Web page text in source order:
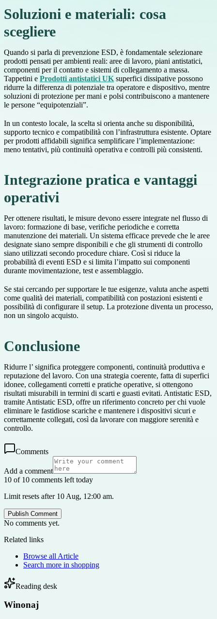
Soluzioni e materiali: cosa
scegliere
Quando si parla di prevenzione ESD, è fondamentale selezionare
prodotti pensati per ambienti reali: aree di lavoro, piani antistatici,
componenti per il contatto e sistemi di collegamento a massa.
Tappetini e Prodotti antistatici UK superfici dissipative possono
ridurre la differenza di potenziale tra operatore e dispositivo, mentre
soluzioni di protezione per mani e polsi contribuiscono a mantenere
le persone “equipotenziali”.
In un contesto locale, la scelta si orienta anche su disponibilità,
supporto tecnico e compatibilità con l’infrastruttura esistente. Optare
per prodotti affidabili significa semplificare l’implementazione:
meno tentativi, più continuità operativa e controlli più consistenti.
Integrazione pratica e vantaggi
operativi
Per ottenere risultati, le misure devono essere integrate nel flusso di
lavoro: formazione di base, verifiche periodiche e corretta
manutenzione dei materiali. Un sistema efficace prevede che le aree
designate siano sempre disponibili e che gli strumenti di controllo
siano utilizzati secondo procedure chiare. Così si riduce la
probabilità di eventi ESD e si limita l’impatto sui componenti
durante movimentazione, test e assemblaggio.
Se stai cercando per supportare le tue esigenze, valuta anche aspetti
come qualità dei materiali, compatibilità con postazioni esistenti e
possibilità di configurare il setup. La protezione diventa un processo,
non un singolo acquisto.
Conclusione
Ridurre l’ significa proteggere componenti, continuità produttiva e
reputazione del lavoro. Con una strategia coerente, fatta di superfici
idonee, collegamenti corretti e pratiche operative, si ottengono
risultati misurabili in termini di scarti e guasti evitati. Antistatic ESD,
tramite Antistatic ESD, offre un riferimento concreto per chi vuole
eliminare le fastidiose scariche e mantenere i dispositivi sicuri e
correttamente collegati, così da lavorare con maggiore serenità e
controllo.
Comments
Add a comment
10 of 10 comments left today
Limit resets after 10 Aug, 12:00 am.
Publish Comment
No comments yet.
Related links
Browse all Article
Search more in shopping
Reading desk
Winonaj